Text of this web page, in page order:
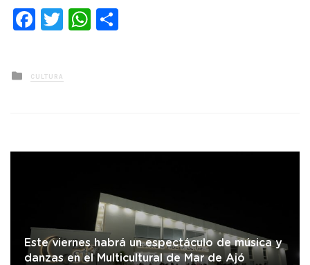
Facebook
TwitterWhatsApp
Posted
in
CULTURA
Este viernes habrá un espectáculo de música y
danzas en el Multicultural de Mar de Ajó